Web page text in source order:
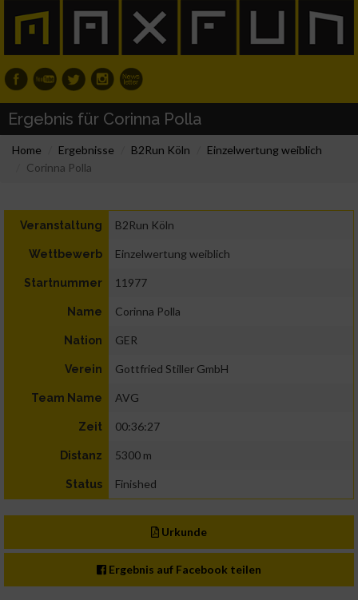
Ergebnis für Corinna Polla
Home Ergebnisse B2Run Köln
Einzelwertung weiblich
Corinna Polla
Veranstaltung B2Run Köln
Wettbewerb Einzelwertung weiblich
Startnummer 11977
Name Corinna Polla
Nation GER
Verein Gottfried Stiller GmbH
Team Name AVG
Zeit 00:36:27
Distanz 5300 m
Status Finished
Urkunde
Ergebnis auf Facebook teilen